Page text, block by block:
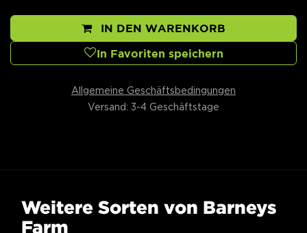
IN DEN WARENKORB
In Favoriten speichern
Allgemeine Geschäftsbedingungen
Versand: 3-4 Geschäftstage
Weitere Sorten von Barneys
Farm